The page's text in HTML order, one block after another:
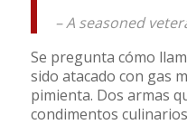
– A seasoned
Se pregunta cómo
sido atacado con gas
pimienta. Dos armas
condimentos